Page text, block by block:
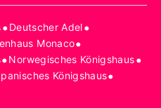
•Deutscher Adel•
Monaco•
•Norwegisches Königshaus•
Königshaus•